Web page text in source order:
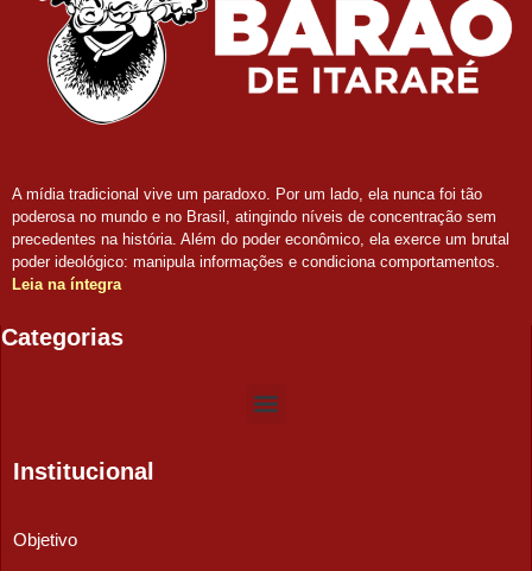
A mídia tradicional vive um paradoxo. Por um lado, ela nunca foi tão
poderosa no mundo e no Brasil, atingindo níveis de concentração sem
precedentes na história. Além do poder econômico, ela exerce um brutal
poder ideológico: manipula informações e condiciona comportamentos.
Leia na íntegra
Categorias
Institucional
Objetivo